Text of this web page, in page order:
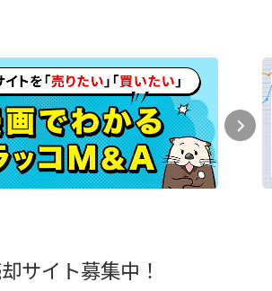
サイト募集中！